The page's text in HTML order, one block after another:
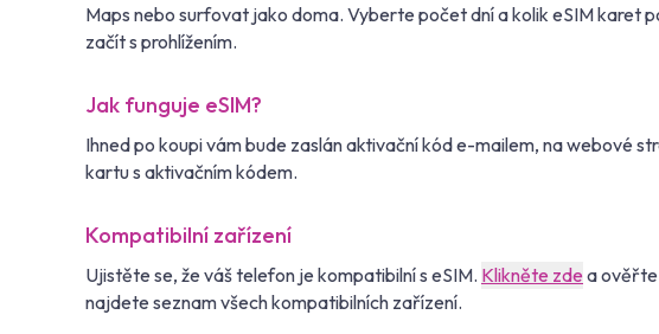
Maps nebo surfovat jako doma. Vyberte počet dní a kolik eSIM karet
začít s prohlížením.
Jak funguje eSIM?
Ihned po koupi vám bude zaslán aktivační kód e-mailem, na webové
kartu s aktivačním kódem.
Kompatibilní zařízení
Ujistěte se, že váš telefon je kompatibilní s eSIM. Klikněte zde a ověřte
najdete seznam všech kompatibilních zařízení.